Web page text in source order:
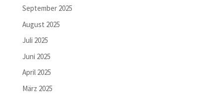
September 2025
August 2025
Juli 2025
Juni 2025
April 2025
März 2025